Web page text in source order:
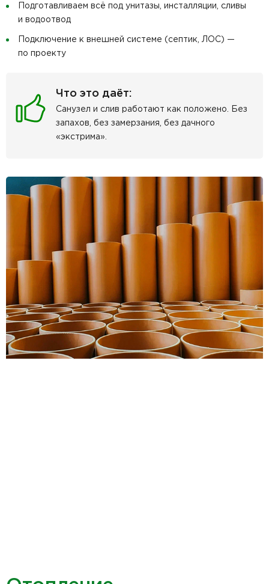
Подготавливаем всё под унитазы, инсталляции, сливы
и водоотвод
Подключение к внешней системе (септик, ЛОС) —
по проекту
Что это даёт:
Санузел и слив работают как положено. Без
запахов, без замерзания, без дачного
«экстрима».